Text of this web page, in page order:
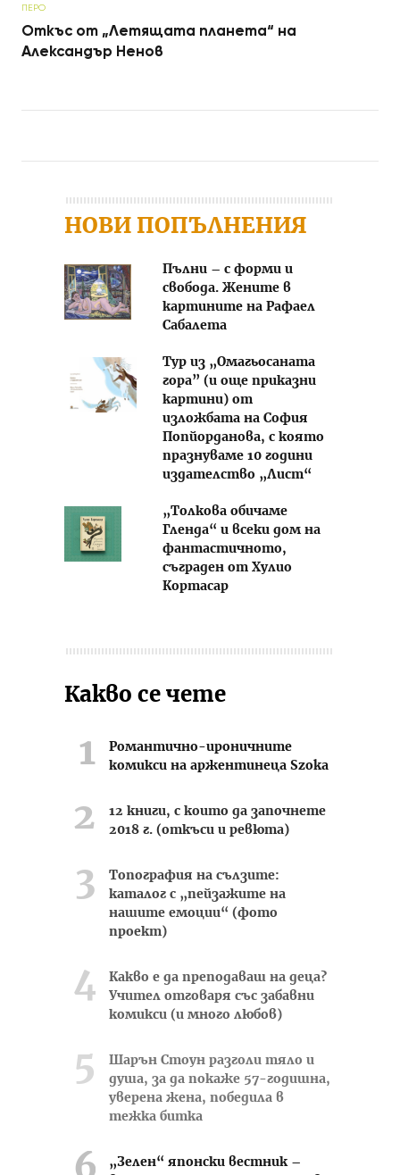
ПЕРО
Откъс от „Летящата планета“ на
Александър Ненов
НОВИ ПОПЪЛНЕНИЯ
Пълни – с форми и
свобода. Жените в
картините на Рафаел
Сабалета
Тур из „Омагьосаната
гора” (и още приказни
картини) от
изложбата на София
Попйорданова, с която
празнуваме 10 години
издателство „Лист“
„Толкова обичаме
Гленда“ и всеки дом на
фантастичното,
съграден от Хулио
Кортасар
Какво се чете
Романтично-ироничните
комикси на аржентинеца Szoka
12 книги, с които да започнете
2018 г. (откъси и ревюта)
Топография на сълзите:
каталог с „пейзажите на
нашите емоции“ (фото
проект)
Какво е да преподаваш на деца?
Учител отговаря със забавни
комикси (и много любов)
Шарън Стоун разголи тяло и
душа, за да покаже 57-годишна,
уверена жена, победила в
тежка битка
„Зелен“ японски вестник –